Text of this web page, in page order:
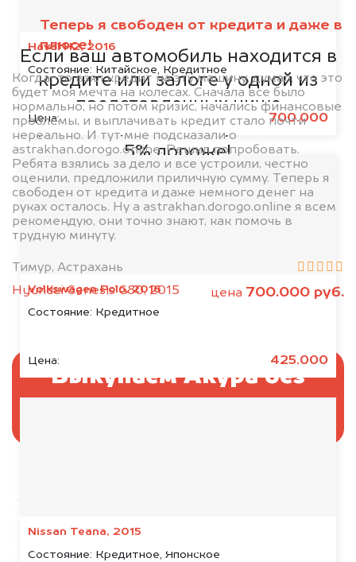
Haval H2, 2016
Состояние: Китайское, Кредитное
Цена: 700.000
Volkswagen Polo, 2016
Состояние: Кредитное
Цена: 425.000
Nissan Teana, 2015
Состояние: Кредитное, Японское
Теперь я свободен от кредита и даже в
плюсе!
Когда-то взял кредит на эту машину, думал, что это
будет моя мечта на колесах. Сначала все было
нормально, но потом кризис, начались финансовые
проблемы, и выплачивать кредит стало почти
нереально. И тут мне подсказали о
astrakhan.dorogo.online. Решил попробовать.
Ребята взялись за дело и все устроили, честно
оценили, предложили приличную сумму. Теперь я
свободен от кредита и даже немного денег на
руках осталось. Ну а astrakhan.dorogo.online я всем
рекомендую, они точно знают, как помочь в
трудную минуту.
Тимур, Астрахань
Hyundai Genesis G80, 2015
цена 700.000 руб.
банками
Если ваш автомобиль находится в
кредите или залоге у одной из
представленных ниже
организаций, то мы купим его на
5% дороже!
Выкупаем Акура без
1. Сфотографируйте машину: